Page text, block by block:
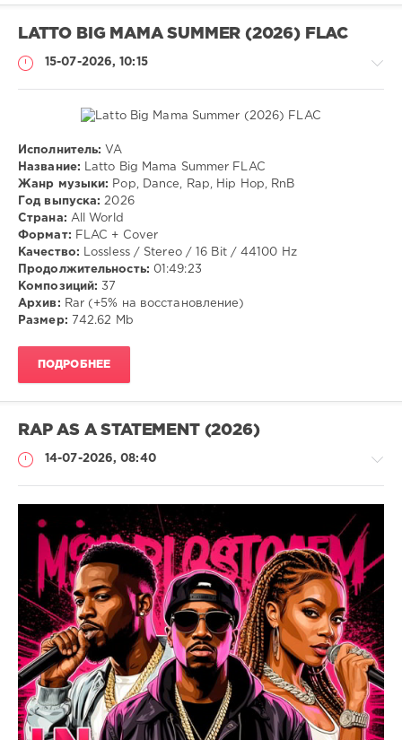
LATTO BIG MAMA SUMMER (2026) FLAC
15-07-2026, 10:15
Музыка
VANGOG19
Rap
RnB
Исполнитель: VA
Название: Latto Big Mama Summer FLAC
Жанр музыки:
Pop, Dance, Rap, Hip Hop, RnB
Год выпуска: 2026
Страна: All World
Формат: FLAC + Cover
Качество: Lossless / Stereo / 16 Bit / 44100 Hz
Продолжительность: 01:49:23
Композиций: 37
Архив: Rar (+5% на восстановление)
Размер: 742.62 Mb
ПОДРОБНЕЕ
RAP AS A STATEMENT (2026)
14-07-2026, 08:40
Музыка
trigall
31
Rap,
Hip
Hop